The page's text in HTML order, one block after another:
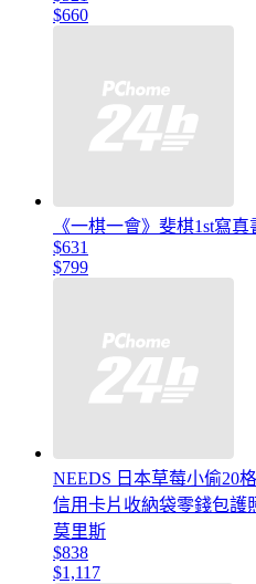
$660
《一棋一會》斐棋1st寫真
$631
$799
NEEDS 日本草莓小偷20
信用卡片收納袋零錢包護
莫里斯
$838
$1,117